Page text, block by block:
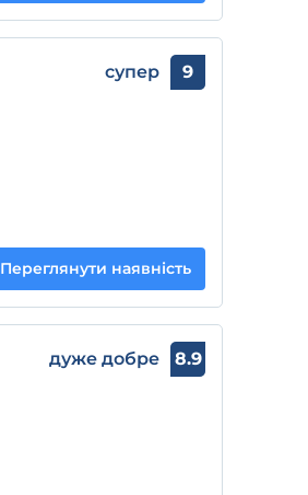
супер 9
Переглянути наявність
дуже добре 8.9